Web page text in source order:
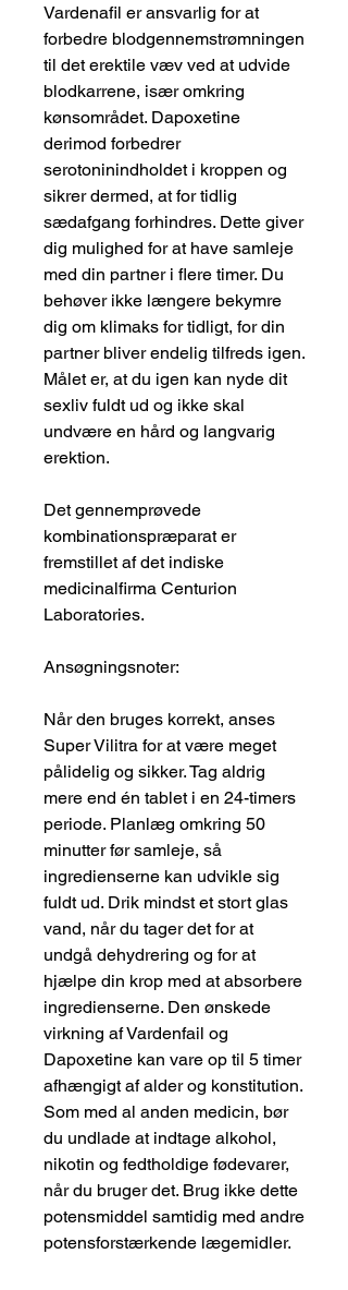
Vardenafil er ansvarlig for at
forbedre blodgennemstrømningen
til det erektile væv ved at udvide
blodkarrene, især omkring
kønsområdet. Dapoxetine
derimod forbedrer
serotoninindholdet i kroppen og
sikrer dermed, at for tidlig
sædafgang forhindres. Dette giver
dig mulighed for at have samleje
med din partner i flere timer. Du
behøver ikke længere bekymre
dig om klimaks for tidligt, for din
partner bliver endelig tilfreds igen.
Målet er, at du igen kan nyde dit
sexliv fuldt ud og ikke skal
undvære en hård og langvarig
erektion.
Det gennemprøvede
kombinationspræparat er
fremstillet af det indiske
medicinalfirma Centurion
Laboratories.
Ansøgningsnoter:
Når den bruges korrekt, anses
Super Vilitra for at være meget
pålidelig og sikker. Tag aldrig
mere end én tablet i en 24-timers
periode. Planlæg omkring 50
minutter før samleje, så
ingredienserne kan udvikle sig
fuldt ud. Drik mindst et stort glas
vand, når du tager det for at
undgå dehydrering og for at
hjælpe din krop med at absorbere
ingredienserne. Den ønskede
virkning af Vardenfail og
Dapoxetine kan vare op til 5 timer
afhængigt af alder og konstitution.
Som med al anden medicin, bør
du undlade at indtage alkohol,
nikotin og fedtholdige fødevarer,
når du bruger det. Brug ikke dette
potensmiddel samtidig med andre
potensforstærkende lægemidler.